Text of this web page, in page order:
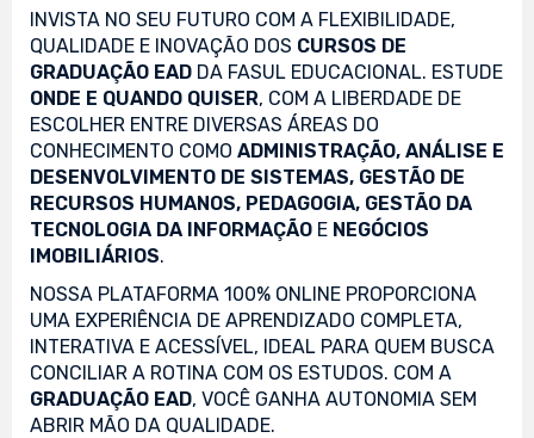
INVISTA NO SEU FUTURO COM A FLEXIBILIDADE,
QUALIDADE E INOVAÇÃO DOS CURSOS DE
GRADUAÇÃO EAD DA FASUL EDUCACIONAL. ESTUDE
ONDE E QUANDO QUISER, COM A LIBERDADE DE
ESCOLHER ENTRE DIVERSAS ÁREAS DO
CONHECIMENTO COMO ADMINISTRAÇÃO, ANÁLISE E
DESENVOLVIMENTO DE SISTEMAS, GESTÃO DE
RECURSOS HUMANOS, PEDAGOGIA, GESTÃO DA
TECNOLOGIA DA INFORMAÇÃO E NEGÓCIOS
IMOBILIÁRIOS.
NOSSA PLATAFORMA 100% ONLINE PROPORCIONA
UMA EXPERIÊNCIA DE APRENDIZADO COMPLETA,
INTERATIVA E ACESSÍVEL, IDEAL PARA QUEM BUSCA
CONCILIAR A ROTINA COM OS ESTUDOS. COM A
GRADUAÇÃO EAD, VOCÊ GANHA AUTONOMIA SEM
ABRIR MÃO DA QUALIDADE.